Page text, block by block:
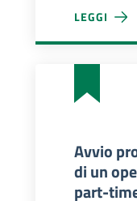
LEGGI
SELEZIONI
Avvio
di un
part-